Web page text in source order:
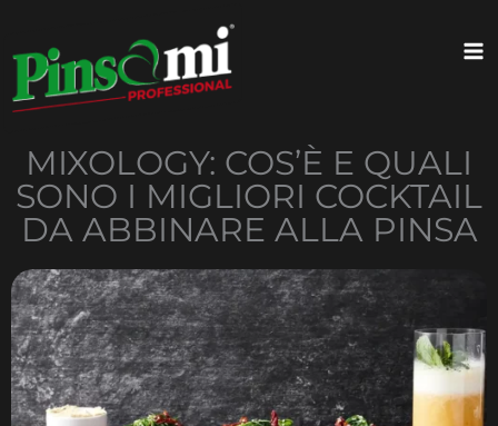
content
MIXOLOGY: COS’È E QUALI
SONO I MIGLIORI COCKTAIL
DA ABBINARE ALLA PINSA